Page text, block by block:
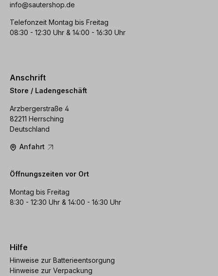
info@sautershop.de
Telefonzeit Montag bis Freitag
08:30 - 12:30 Uhr & 14:00 - 16:30 Uhr
Anschrift
Store / Ladengeschäft
Arzbergerstraße 4
82211 Herrsching
Deutschland
Anfahrt
Öffnungszeiten vor Ort
Montag bis Freitag
8:30 - 12:30 Uhr & 14:00 - 16:30 Uhr
Hilfe
Hinweise zur Batterieentsorgung
Hinweise zur Verpackung